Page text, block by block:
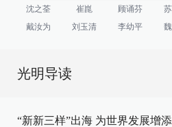
沈之荃 崔崑 顾诵芬
戴汝为
刘玉清 李幼平
光明导读
“新新三样”出海 为世界发展增